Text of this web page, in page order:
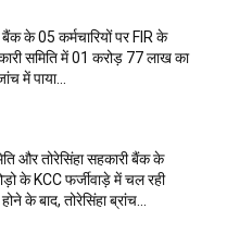
बैंक के 05 कर्मचारियों पर FIR के
समिति में 01 करोड़ 77 लाख का
में पाया...
और तोरेसिंहा सहकारी बैंक के
के KCC फर्जीवाड़े में चल रही
के बाद, तोरेसिंहा ब्रांच...